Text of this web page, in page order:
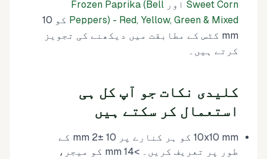
Sweet Corn اور Frozen Paprika (Bell
Peppers) - Red, Yellow, Green & Mixed
کو 10
mm کٹس کے مطابقت میں دیکھنے کی تجویز
کرتے ہیں۔
کلیدی نکات جو آپ کل ہی
استعمال کر سکتے ہیں
10x10 mm کو ہر کنارے پر 10 ±2 mm کے
طور پر تعریف کریں۔ >14 mm کو میجر،